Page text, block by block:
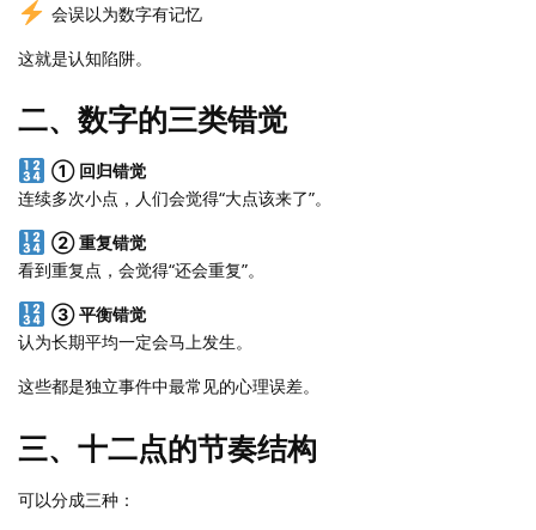
会误以为数字有记忆
这就是认知陷阱。
二、数字的三类错觉
① 回归错觉
连续多次小点，人们会觉得“大点该来了”。
② 重复错觉
看到重复点，会觉得“还会重复”。
③ 平衡错觉
认为长期平均一定会马上发生。
这些都是独立事件中最常见的心理误差。
三、十二点的节奏结构
可以分成三种：